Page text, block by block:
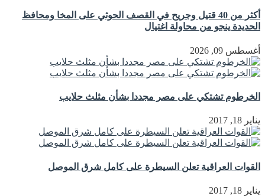
أكثر من 40 قتيل وجريح في القصف الحوثي على المخا ومحافظ
الحديدة ينجو من محاولة اغتيال
أغسطس 09, 2026
الخرطوم تشتكي على مصر مجددا بشأن مثلث حلايب
يناير 18, 2017
القوات العراقية تعلن السيطرة على كامل شرق الموصل
يناير 18, 2017